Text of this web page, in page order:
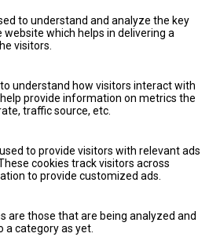
to understand and analyze the key
which helps in delivering a
visitors.
understand how visitors interact with
provide information on metrics the
traffic source, etc.
to provide visitors with relevant ads
cookies track visitors across
to provide customized ads.
are those that are being analyzed and
a category as yet.